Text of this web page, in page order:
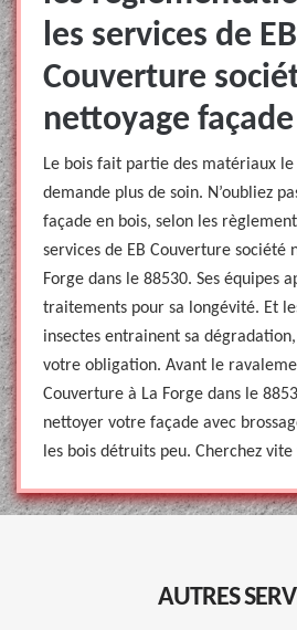
les services de EB
Couverture
nettoyage
Le bois fait partie des matériaux
demande plus de soin. N’oubliez
façade en bois, selon les
services de EB Couverture société
Forge dans le 88530. Ses équipes
traitements pour sa longévité. Et
insectes entrainent sa
votre obligation. Avant le
Couverture à La Forge dans le
nettoyer votre façade avec
les bois détruits peu. Cherchez
AUTRES